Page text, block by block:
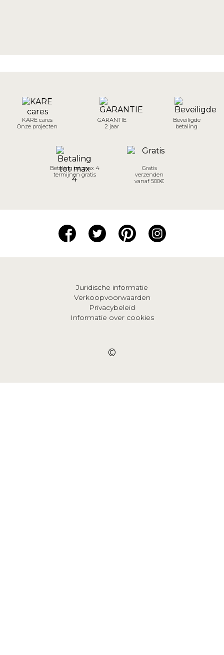
KARE cares
Onze projecten
GARANTIE
2 jaar
Beveiligde
betaling
Betaling tot max 4
termijnen gratis
Gratis
verzenden
vanaf 500€
Juridische informatie
Verkoopvoorwaarden
Privacybeleid
Informatie over cookies
©